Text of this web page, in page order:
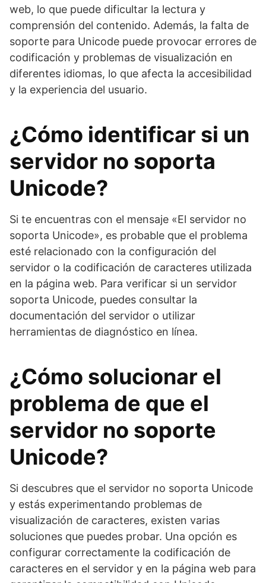
web, lo que puede dificultar la lectura y
comprensión del contenido. Además, la falta de
soporte para Unicode puede provocar errores de
codificación y problemas de visualización en
diferentes idiomas, lo que afecta la accesibilidad
y la experiencia del usuario.
¿Cómo identificar si un
servidor no soporta
Unicode?
Si te encuentras con el mensaje «El servidor no
soporta Unicode», es probable que el problema
esté relacionado con la configuración del
servidor o la codificación de caracteres utilizada
en la página web. Para verificar si un servidor
soporta Unicode, puedes consultar la
documentación del servidor o utilizar
herramientas de diagnóstico en línea.
¿Cómo solucionar el
problema de que el
servidor no soporte
Unicode?
Si descubres que el servidor no soporta Unicode
y estás experimentando problemas de
visualización de caracteres, existen varias
soluciones que puedes probar. Una opción es
configurar correctamente la codificación de
caracteres en el servidor y en la página web para